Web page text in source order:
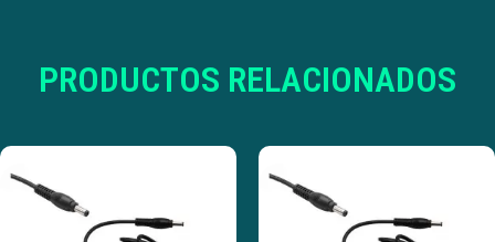
PRODUCTOS RELACIONADOS